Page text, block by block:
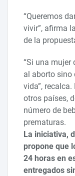
“Queremos
vivir”, afirma
de la
“Si una mujer
al aborto sino
vida”,
otros países,
número de
prematuras.
La iniciativa,
propone que
24 horas en
entregados